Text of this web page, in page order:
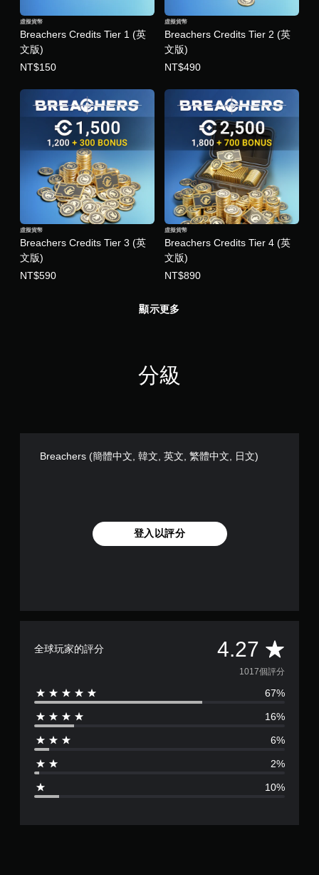
Breachers Credits Tier 1 (英
文版)
虛擬貨幣
NT$150
Breachers Credits Tier 2 (英
文版)
虛擬貨幣
NT$490
Breachers Credits Tier 3 (英
文版)
虛擬貨幣
NT$590
Breachers Credits Tier 4 (英
文版)
虛擬貨幣
NT$890
顯示更多
分級
Breachers (簡體中文, 韓文, 英文, 繁體中文, 日文)
登入以評分
全球玩家的評分 4.27 平
均
評
分
4
2
1017個評分
67%
16%
6%
2%
10%